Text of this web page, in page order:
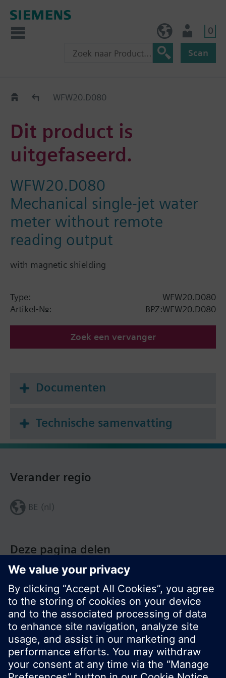
0
Scan
Old2NewWFW20.D080
Dit product is
uitgefaseerd.
WFW20.D080
Mechanical single-jet water
meter without remote
reading output
with magnetic shielding
Type:
WFW20.D080
Artikel-Nr.:
BPZ:WFW20.D080
Zoek een vervanger
Documenten
Technische samenvatting
Deze pagina delen
Verander regio
BE (nl)
© Siemens Nederland N.V. 2017